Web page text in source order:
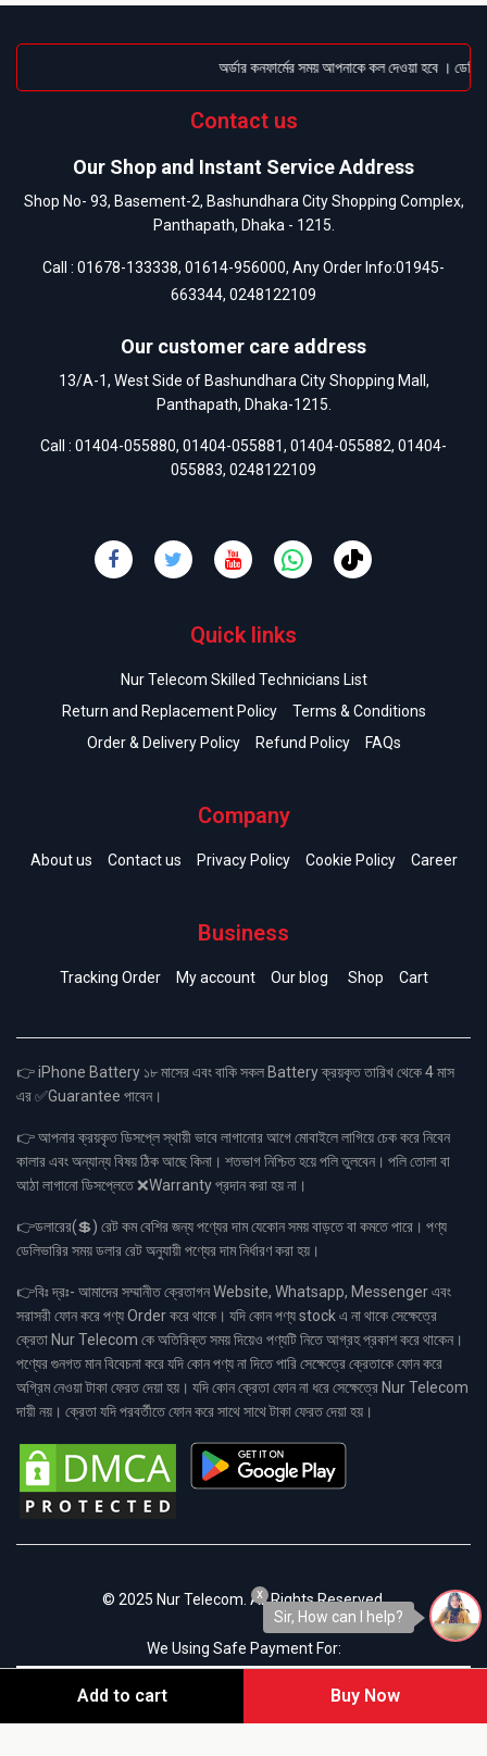
অর্ডার কনফার্মের সময় আপনাকে কল দেওয়া হবে ।
Contact us
Our Shop and Instant Service Address
Shop No- 93, Basement-2, Bashundhara City Shopping Complex,
Panthapath, Dhaka - 1215.
Call : 01678-133338, 01614-956000, Any Order Info:01945-
663344, 0248122109
Our customer care address
13/A-1, West Side of Bashundhara City Shopping Mall,
Panthapath, Dhaka-1215.
Call : 01404-055880, 01404-055881, 01404-055882, 01404-
055883, 0248122109
Quick links
Nur Telecom Skilled Technicians List
Return and Replacement Policy
Terms & Conditions
Order & Delivery Policy
Refund Policy FAQs
Company
About us Contact us Privacy Policy Cookie Policy Career
Business
Tracking Order My account Our blog Shop Cart
👉 iPhone Battery ১৮ মাসের এবং বাকি সকল Battery ক্রয়কৃত তারিখ থেকে 4 মাস
এর ✅Guarantee পাবেন।
👉 আপনার ক্রয়কৃত ডিসপ্লে স্থায়ী ভাবে লাগানোর আগে মোবাইলে লাগিয়ে চেক করে নিবেন
কালার এবং অন্যান্য বিষয় ঠিক আছে কিনা। শতভাগ নিশ্চিত হয়ে পলি তুলবেন। পলি তোলা বা
আঠা লাগানো ডিসপ্লেতে ❌Warranty প্রদান করা হয় না।
👉ডলারের(💲) রেট কম বেশির জন্য পণ্যের দাম যেকোন সময় বাড়তে বা কমতে পারে। পণ্য
ডেলিভারির সময় ডলার রেট অনুযায়ী পণ্যের দাম নির্ধারণ করা হয়।
👉বিঃ দ্রঃ- আমাদের সম্মানীত ক্রেতাগন Website, Whatsapp, Messenger এবং
সরাসরী ফোন করে পণ্য Order করে থাকে। যদি কোন পণ্য stock এ না থাকে সেক্ষেত্রে
ক্রেতা Nur Telecom কে অতিরিক্ত সময় দিয়েও পণ্যটি নিতে আগ্রহ প্রকাশ করে থাকেন।
পণ্যের গুনগত মান বিবেচনা করে যদি কোন পণ্য না দিতে পারি সেক্ষেত্রে ক্রেতাকে ফোন করে
অগ্রিম নেওয়া টাকা ফেরত দেয়া হয়। যদি কোন ক্রেতা ফোন না ধরে সেক্ষেত্রে Nur Telecom
দায়ী নয়। ক্রেতা যদি পরবর্তীতে ফোন করে সাথে সাথে টাকা ফেরত দেয়া হয়।
© 2025 Nur Telecom. All Rights Reserved.
We Using Safe Payment For:
Add to cart Buy Now
Sir, How can I help?
x